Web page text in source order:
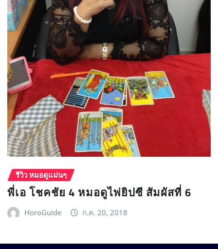
รีวิว หมอดูแม่นๆ
พี่เอ โชคชัย 4 หมอดูไพ่ยิปซี สัมผัสที่ 6
HoroGuide ก.ค. 20, 2018